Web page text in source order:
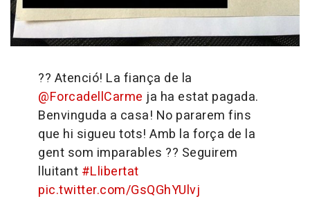
?? Atenció! La fiança de la
@ForcadellCarme ja ha estat pagada.
Benvinguda a casa! No pararem fins
que hi sigueu tots! Amb la força de la
gent som imparables ?? Seguirem
lluitant #Llibertat
pic.twitter.com/GsQGhYUlvj